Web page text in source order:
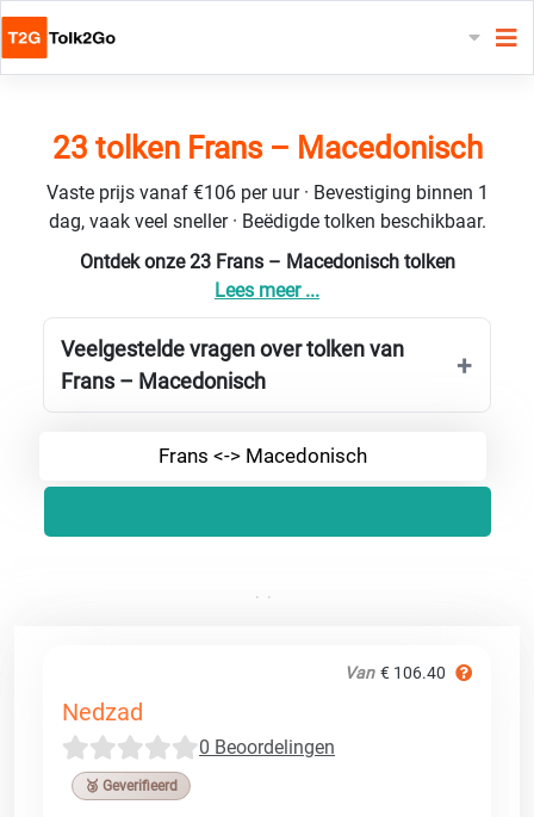
23 tolken Frans – Macedonisch
Vaste prijs vanaf €106 per uur · Bevestiging binnen 1
dag, vaak veel sneller · Beëdigde tolken beschikbaar.
Ontdek onze 23 Frans – Macedonisch tolken
Lees meer ...
Veelgestelde vragen over tolken van
Frans – Macedonisch
Frans <-> Macedonisch
Van € 106.40
Nedzad
0 Beoordelingen
🥉 Geverifieerd